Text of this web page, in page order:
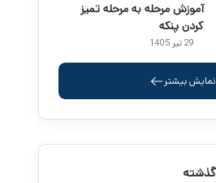
آموزش مرحله به مرحله تمیز
کردن پنکه
29 تیر 1405
نمایش بیشتر